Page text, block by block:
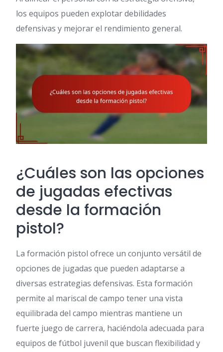
los equipos pueden explotar debilidades
defensivas y mejorar el rendimiento general.
¿Cuáles son las opciones
de jugadas efectivas
desde la formación
pistol?
La formación pistol ofrece un conjunto versátil de
opciones de jugadas que pueden adaptarse a
diversas estrategias defensivas. Esta formación
permite al mariscal de campo tener una vista
equilibrada del campo mientras mantiene un
fuerte juego de carrera, haciéndola adecuada para
equipos de fútbol juvenil que buscan flexibilidad y